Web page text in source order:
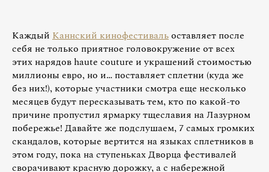
Каждый Каннский кинофестивальоставляет после
себя не только приятное головокружение от всех
этих нарядов haute couture и украшений стоимостью
миллионы евро, но и… поставляет сплетни (куда же
без них!), которые участники смотра еще несколько
месяцев будут пересказывать тем, кто по какой-то
причине пропустил ярмарку тщеславия на Лазурном
побережье! Давайте же подслушаем, 7 самых громких
скандалов, которые вертится на языках сплетников в
этом году, пока на ступеньках Дворца фестивалей
сворачивают красную дорожку, а с набережной